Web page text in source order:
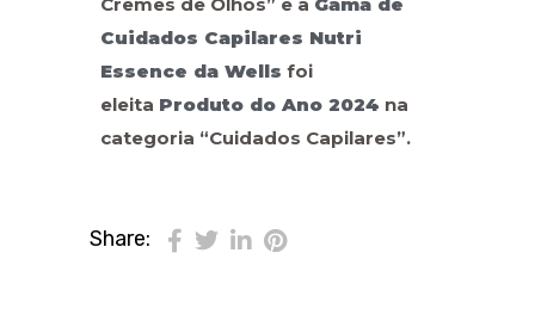
Cuidados Capilares Nutri
Essence da Wells foi
eleita Produto do Ano 2024 na
categoria “Cuidados Capilares”.
Share: